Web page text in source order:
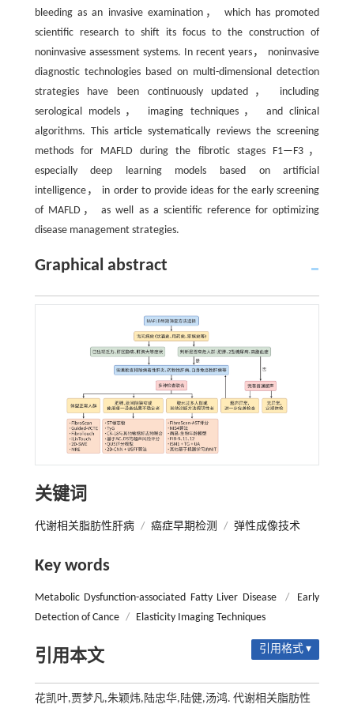
bleeding as an invasive examination， which has promoted
scientific research to shift its focus to the construction of
noninvasive assessment systems. In recent years， noninvasive
diagnostic technologies based on multi-dimensional detection
strategies have been continuously updated， including
serological models， imaging techniques， and clinical
algorithms. This article systematically reviews the screening
methods for MAFLD during the fibrotic stages F1—F3，
especially deep learning models based on artificial
intelligence， in order to provide ideas for the early screening
of MAFLD， as well as a scientific reference for optimizing
disease management strategies.
Graphical abstract
关键词
代谢相关脂肪性肝病 / 癌症早期检测 / 弹性成像技术
Key words
Metabolic Dysfunction-associated Fatty Liver Disease /
Early
Detection of Cance / Elasticity Imaging Techniques
引用本文 引用格式 ▾
花凯叶,贾梦凡,朱颖炜,陆忠华,陆健,汤鸿. 代谢相关脂肪性